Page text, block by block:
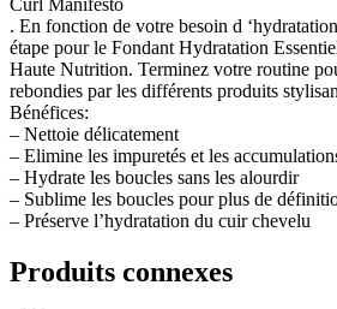
Curl Manifesto
. En fonction de votre besoin d
étape pour le Fondant Hydratation
Haute Nutrition. Terminez votre routine
rebondies par les différents produits
Bénéfices:
– Nettoie délicatement
– Elimine les impuretés et les
– Hydrate les boucles sans les alourdir
– Sublime les boucles pour plus de
– Préserve l’hydratation du cuir chevelu
Produits connexes